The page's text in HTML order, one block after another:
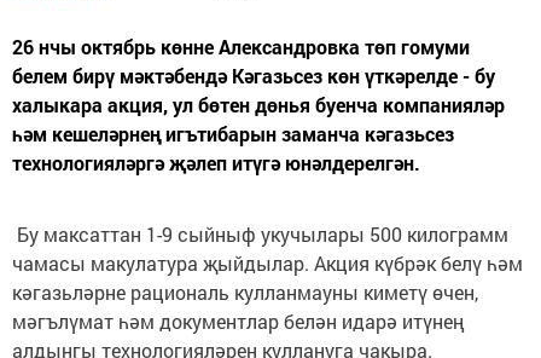
26 нчы октябрь көнне Александровка төп гомуми
белем бирү мәктәбендә Кәгазьсез көн үткәрелде - бу
халыкара акция, ул бөтен дөнья буенча компанияләр
һәм кешеләрнең игътибарын заманча кәгазьсез
технологияләргә җәлеп итүгә юнәлдерелгән.
Бу максаттан 1-9 сыйныф укучылары 500 килограмм
чамасы макулатура җыйдылар. Акция күбрәк белү һәм
кәгазьләрне рациональ кулланмауны киметү өчен,
мәгълүмат һәм документлар белән идарә итүнең
алдынгы технологияләрен куллануга чакыра.